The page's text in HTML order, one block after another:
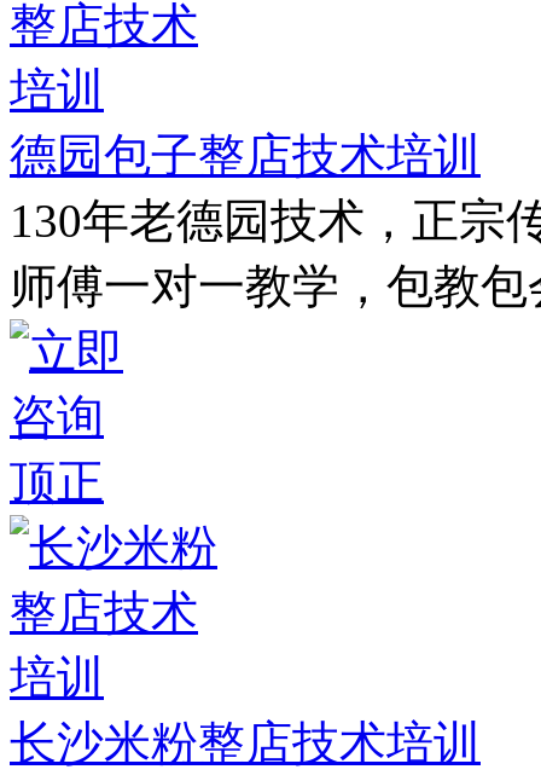
德园包子整店技术培训
130年老德园技术，正宗
师傅一对一教学，包教包
长沙米粉整店技术培训